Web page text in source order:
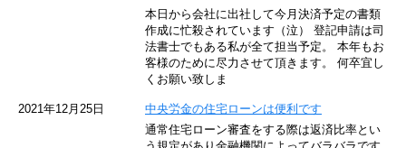
JR湘南新宿ライン
京王京王線
本日から会社に出社して今月決済予定の書類
作成に忙殺されています（泣） 登記申請は司
法書士でもある私が全て担当予定。 本年もお
客様のために尽力させて頂きます。 何卒宜し
くお願い致しま
2021年12月25日
中央労金の住宅ローンは便利です
通常住宅ローン審査をする際は返済比率とい